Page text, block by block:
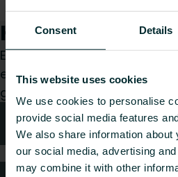
Consent Details
This website uses cookies
We use cookies to personalise
provide social media features
We also share information
our social media, advertising
may combine it with other
Hvordan kan vi
Enten du er konsulent,
eller sluttbruker, velg en
glede ta hånd om
Teknisk rådgivning